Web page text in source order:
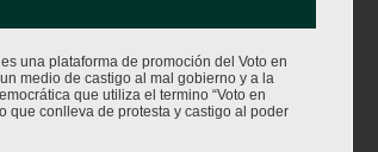
una plataforma de promoción del Voto en
medio de castigo al mal gobierno y a la
que utiliza el termino “Voto en
que conlleva de protesta y castigo al poder